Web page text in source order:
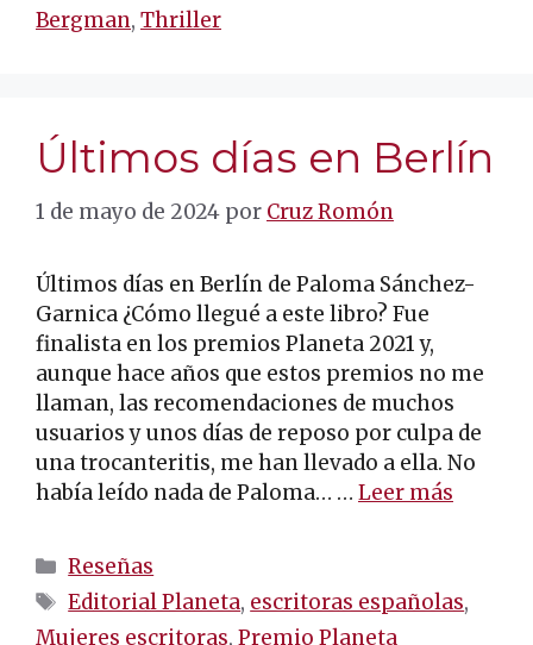
Bergman, Thriller
Últimos días en Berlín
1 de mayo de 2024 por Cruz Romón
Últimos días en Berlín de Paloma Sánchez-
Garnica ¿Cómo llegué a este libro? Fue
finalista en los premios Planeta 2021 y,
aunque hace años que estos premios no me
llaman, las recomendaciones de muchos
usuarios y unos días de reposo por culpa de
una trocanteritis, me han llevado a ella. No
había leído nada de Paloma… … Leer más
Categorías
Reseñas
Etiquetas
Editorial Planeta, escritoras españolas,
Mujeres escritoras, Premio Planeta